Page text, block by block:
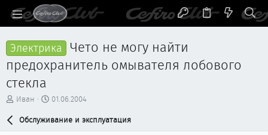
Электрика Чето не могу найти
предохранитель омывателя лобового
стекла
А
Иван
Д
т
01.06.2004
Обслуживание и эксплуатация